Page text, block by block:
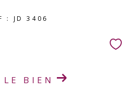
: JD 3406
LE BIEN